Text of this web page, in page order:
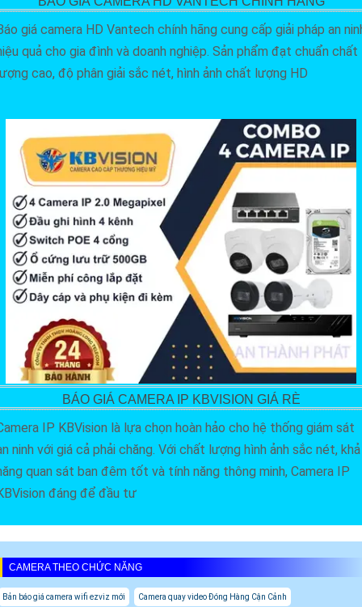
giá camera HD Vantech chính hãng cung cấp giải pháp an
quả cho gia đình và doanh nghiệp. Sản phẩm đạt chuẩn chất
cao, độ phân giải sắc nét, hình ảnh chất lượng HD
BÁO GIÁ CAMERA IP KBVISION GIÁ RÈ
IP KBVision là lựa chọn hoàn hảo cho hệ thống giám sát
ninh với giá cả phải chăng. Với chất lượng hình ảnh sắc nét, khả
quan sát ban đêm tốt và tính năng thông minh, Camera IP
đáng để đầu tư
CAMERA THEO CHỨC NĂNG
Bản báo giá camera wifi ezviz mới Camera quay video Đóng Hàng Cận Cảnh